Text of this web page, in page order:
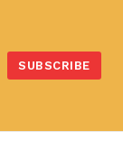
SUBSCRIBE